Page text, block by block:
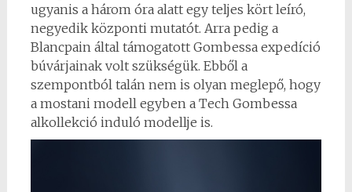
ugyanis a három óra alatt egy teljes kört leíró,
negyedik központi mutatót. Arra pedig a
Blancpain által támogatott Gombessa expedíció
búvárjainak volt szükségük. Ebből a
szempontból talán nem is olyan meglepő, hogy
a mostani modell egyben a Tech Gombessa
alkollekció induló modellje is.